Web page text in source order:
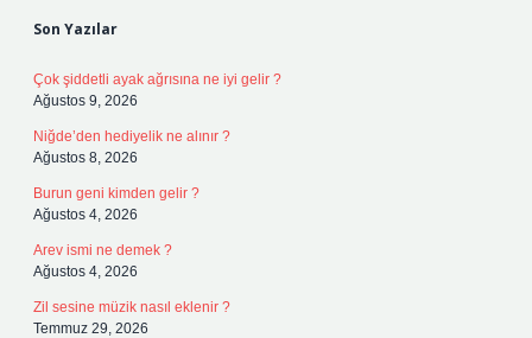
Son Yazılar
Çok şiddetli ayak ağrısına ne iyi gelir ?
Ağustos 9, 2026
Niğde’den hediyelik ne alınır ?
Ağustos 8, 2026
Burun geni kimden gelir ?
Ağustos 4, 2026
Arev ismi ne demek ?
Ağustos 4, 2026
Zil sesine müzik nasıl eklenir ?
Temmuz 29, 2026